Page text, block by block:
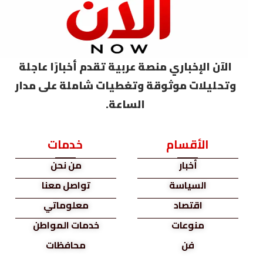
الآن الإخباري منصة عربية تقدم أخبارًا عاجلة
وتحليلات موثوقة وتغطيات شاملة على مدار
الساعة.
الأقسام
أخبار
السياسة
اقتصاد
منوعات
فن
خدمات
من نحن
تواصل معنا
معلوماتي
خدمات المواطن
محافظات